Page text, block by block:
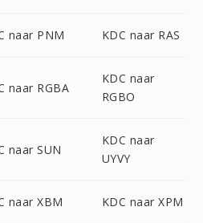
naar PNM KDC naar RAS
naar RGBA
KDC naar
RGBO
naar SUN
KDC naar
UYVY
naar XBM KDC naar XPM